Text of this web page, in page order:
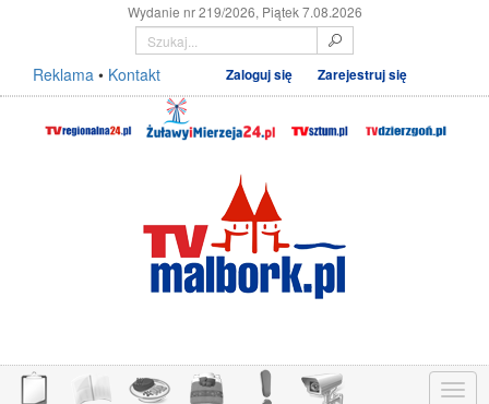
Wydanie nr 219/2026, Piątek 7.08.2026
Reklama • Kontakt Zaloguj się Zarejestruj się
Menu